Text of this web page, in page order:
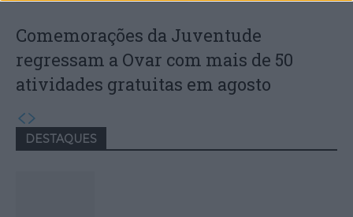
Comemorações da Juventude
regressam a Ovar com mais de 50
atividades gratuitas em agosto
DESTAQUES